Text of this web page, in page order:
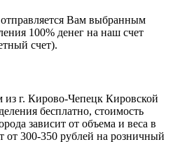
Вам выбранным
100% денег на наш счет
счет).
из г. Кирово-Чепецк Кировской
бесплатно, стоимость
зависит от объема и веса в
от 300-350 рублей на розничный